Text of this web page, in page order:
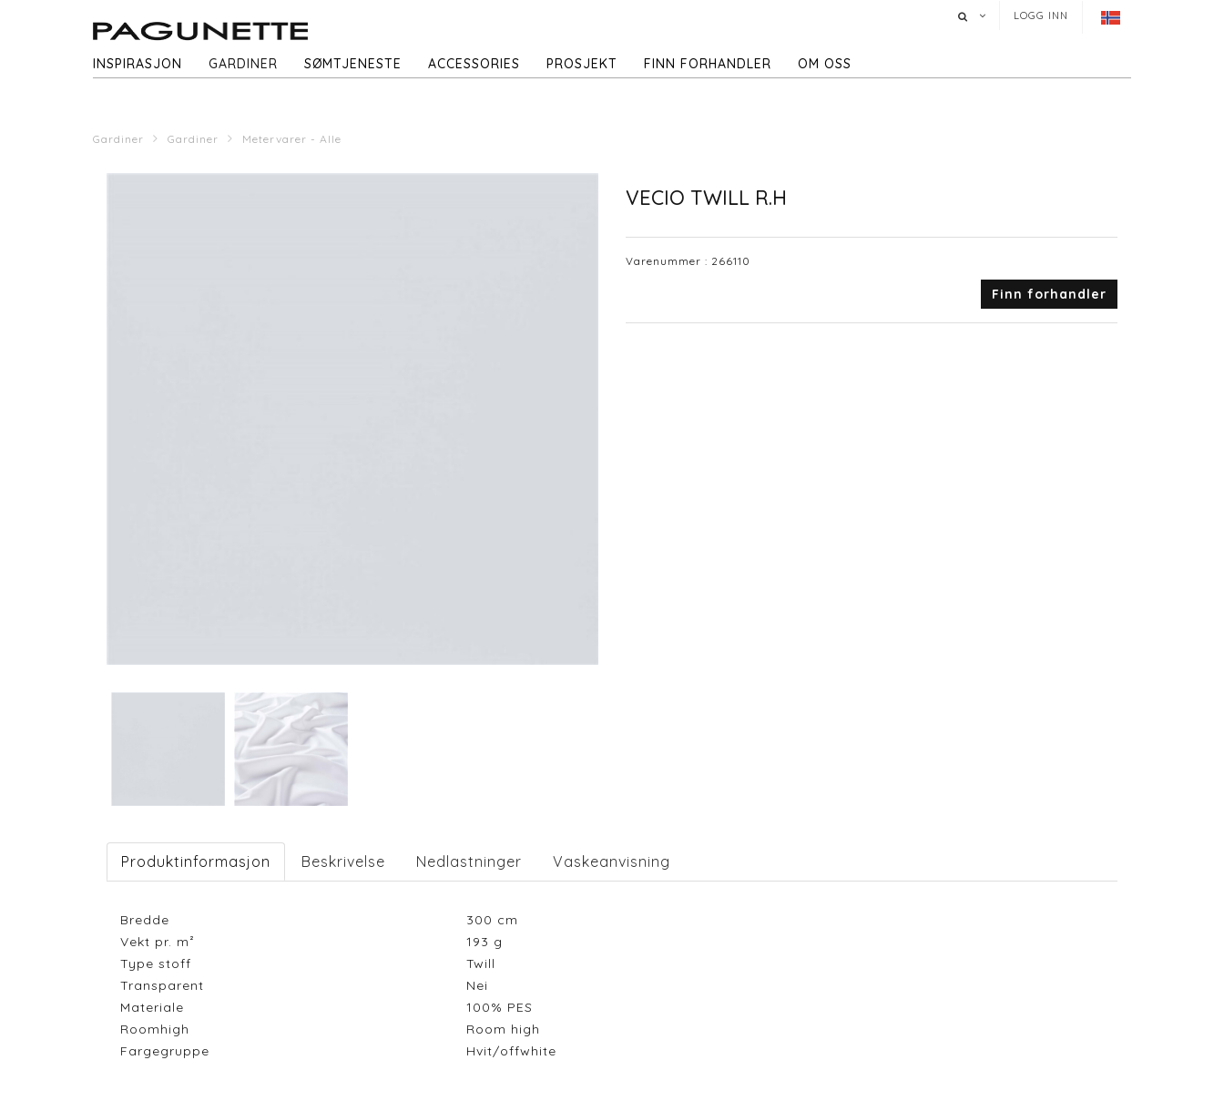
LOGG INN
INSPIRASJON GARDINER SØMTJENESTE ACCESSORIES PROSJEKT FINN FORHANDLER OM OSS
Gardiner Gardiner Metervarer - Alle
VECIO TWILL R.H
Varenummer : 266110
Finn forhandler
Produktinformasjon Beskrivelse Nedlastninger Vaskeanvisning
Bredde 300 cm
Vekt pr. m²
193 g
Type stoff
Twill
Transparent
Nei
Materiale
100% PES
Roomhigh
Room high
Fargegruppe
Hvit/offwhite